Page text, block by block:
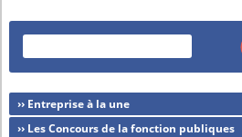
›› Entreprise à la une
›› Les Concours de la fonction publiques